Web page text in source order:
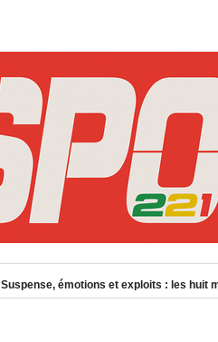
Suspense, émotions et exploits : les huit